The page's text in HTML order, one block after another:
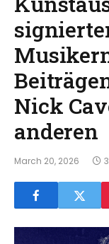
Nick
anderen
March 20, 2026